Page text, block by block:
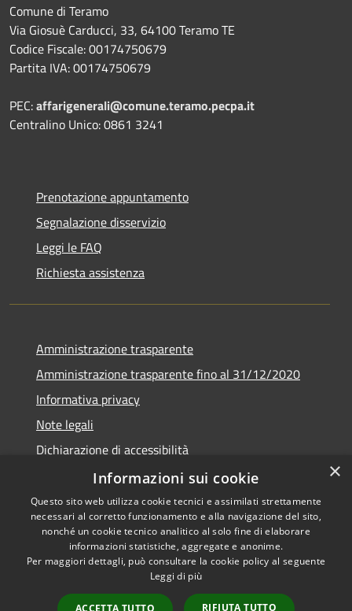
Comune di Teramo
Via Giosuè Carducci, 33, 64100 Teramo TE
Codice Fiscale: 00174750679
Partita IVA: 00174750679
PEC:affarigenerali@comune.teramo.pecpa.it
Centralino Unico: 0861 3241
Prenotazione appuntamento
Segnalazione disservizio
Leggi le FAQ
Richiesta assistenza
Amministrazione trasparente
Amministrazione trasparente fino al 31/12/2020
Informativa privacy
Note legali
Dichiarazione di accessibilità
Accessibilità
Privacy
Mappa del sito
Copyright © 2026 • Comune di
Teramo • Powered by
Municipium• Accesso
×
Informazioni sui cookie
Questo sito web utilizza cookie tecnici e assimilati strettamente
necessari al corretto funzionamento e alla navigazione del sito,
nonché un cookie tecnico analitico al solo fine di elaborare
informazioni statistiche, aggregate e anonime.
Per maggiori dettagli, può consultare la cookie policy al seguente
Leggi di più
ACCETTA TUTTO RIFIUTA TUTTO